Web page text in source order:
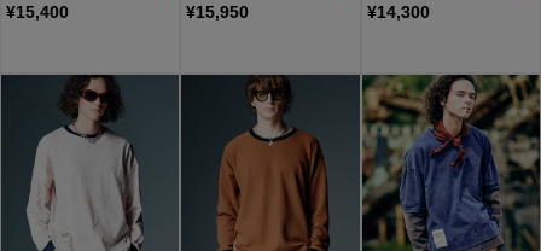
¥15,400 ¥15,950 ¥14,300